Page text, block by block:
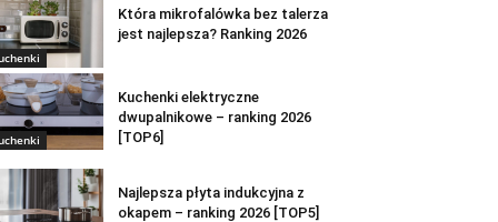
Która mikrofalówka bez talerza
jest najlepsza? Ranking 2026
Kuchenki elektryczne
dwupalnikowe – ranking 2026
[TOP6]
Najlepsza płyta indukcyjna z
okapem – ranking 2026 [TOP5]